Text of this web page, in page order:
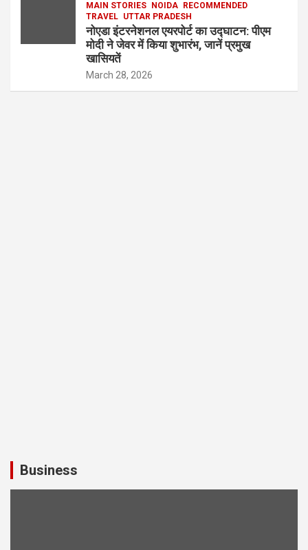
MAIN STORIES
NOIDA
RECOMMENDED
TRAVEL UTTAR PRADESH
नोएडा इंटरनेशनल एयरपोर्ट का उद्घाटन: पीएम
मोदी ने जेवर में किया शुभारंभ, जानें प्रमुख
खासियतें
March 28, 2026
Business